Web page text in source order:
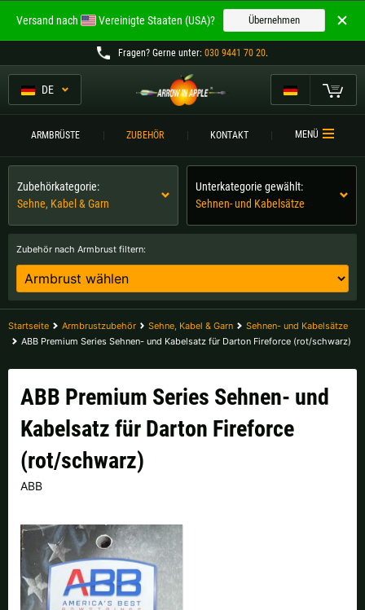
DE
ARMBRÜSTE ZUBEHÖR KONTAKT MENÜ
Zubehör nach Armbrust filtern:
Zubehörkategorie:
Sehne, Kabel & Garn
Unterkategorie gewählt:
Sehnen- und Kabelsätze
Startseite Armbrustzubehör Sehne, Kabel & Garn
Sehnen- und Kabelsätze
ABB Premium Series Sehnen- und Kabelsatz für Darton Fireforce (rot/schwarz)
ABB Premium Series Sehnen- und
Kabelsatz für Darton Fireforce
(rot/schwarz)
ABB
Willkommen bei
ARROW IN APPLE
Die besten Armbrüste.
Bitte wählen Sie Ihre Sprache aus:
Englisch Deutsch (DE)
Deutsch (AT) Deutsch (CH)
Bitte wählen Sie Ihre Versandregion:
Belgien |€ Bulgarien |лв
Deutschland |€ Estland |€
Lettland |
Portugal |€
Schweiz |Fr.
Slowenien |€
Versand nach Vereinigte Staaten (USA)? Übernehmen
Fragen? Gerne unter: 030 9441 70 20.
Die besten Armbrüste.
Mein Warenkorb
ARMBRÜSTE
ARMBRUSTVERGLEICH
ZUBEHÖR
SERVICE
KONTAKT